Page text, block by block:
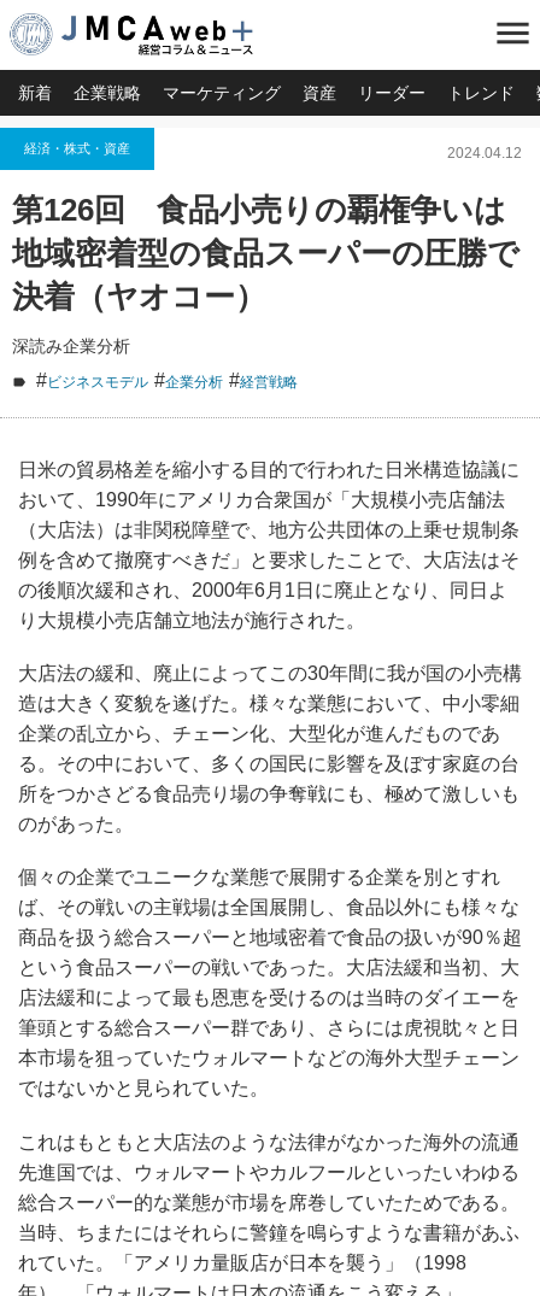
menu
新着 企業戦略 マーケティング 資産 リーダー トレンド
経済・株式・資産 2024.04.12
第126回 食品小売りの覇権争いは
地域密着型の食品スーパーの圧勝で
決着（ヤオコー）
深読み企業分析
#ビジネスモデル #企業分析 #経営戦略
日米の貿易格差を縮小する目的で行われた日米構造協議に
おいて、1990年にアメリカ合衆国が「大規模小売店舗法
（大店法）は非関税障壁で、地方公共団体の上乗せ規制条
例を含めて撤廃すべきだ」と要求したことで、大店法はそ
の後順次緩和され、2000年6月1日に廃止となり、同日よ
り大規模小売店舗立地法が施行された。
大店法の緩和、廃止によってこの30年間に我が国の小売構
造は大きく変貌を遂げた。様々な業態において、中小零細
企業の乱立から、チェーン化、大型化が進んだものであ
る。その中において、多くの国民に影響を及ぼす家庭の台
所をつかさどる食品売り場の争奪戦にも、極めて激しいも
のがあった。
個々の企業でユニークな業態で展開する企業を別とすれ
ば、その戦いの主戦場は全国展開し、食品以外にも様々な
商品を扱う総合スーパーと地域密着で食品の扱いが90％超
という食品スーパーの戦いであった。大店法緩和当初、大
店法緩和によって最も恩恵を受けるのは当時のダイエーを
筆頭とする総合スーパー群であり、さらには虎視眈々と日
本市場を狙っていたウォルマートなどの海外大型チェーン
ではないかと見られていた。
これはもともと大店法のような法律がなかった海外の流通
先進国では、ウォルマートやカルフールといったいわゆる
総合スーパー的な業態が市場を席巻していたためである。
当時、ちまたにはそれらに警鐘を鳴らすような書籍があふ
れていた。「アメリカ量販店が日本を襲う」（1998